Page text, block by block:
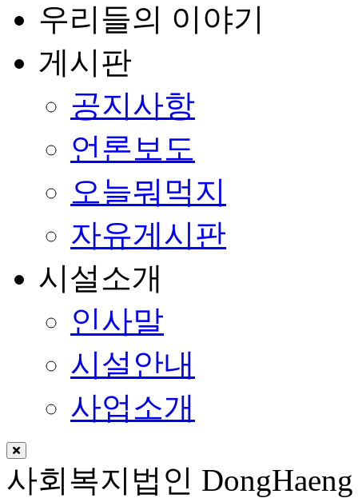
우리들의 이야기
게시판
공지사항
언론보도
오늘뭐먹지
자유게시판
시설소개
인사말
시설안내
사업소개
사회복지법인